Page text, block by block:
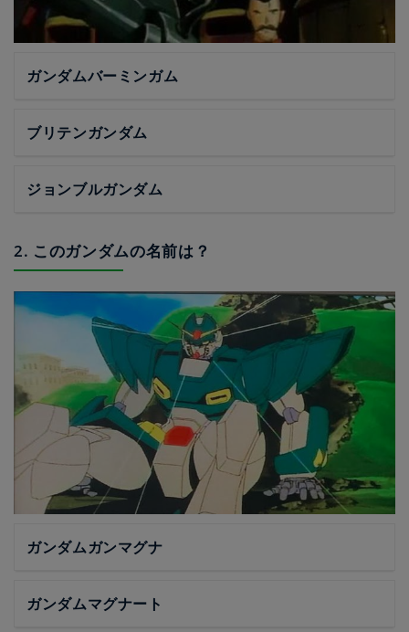
ガンダムバーミンガム
ブリテンガンダム
ジョンブルガンダム
2. このガンダムの名前は？
ガンダムガンマグナ
ガンダムマグナート